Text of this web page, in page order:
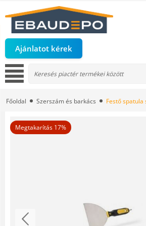
Ajánlatot kérek
Főoldal Szerszám és barkács Festő spatula
Megtakarítás 17%